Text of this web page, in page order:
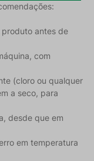
produto antes de
com
(cloro ou qualquer
a seco, para
desde que em
em temperatura